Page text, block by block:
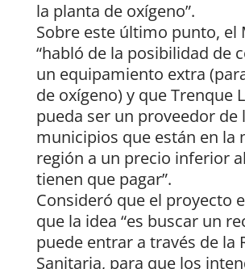
la planta de oxígeno”.
Sobre este último punto, el
“habló de la posibilidad de
un equipamiento extra
de oxígeno) y que Trenque
pueda ser un proveedor de
municipios que están en la
región a un precio inferior
tienen que pagar”.
Consideró que el proyecto
que la idea “es buscar un
puede entrar a través de la
Sanitaria, para que los